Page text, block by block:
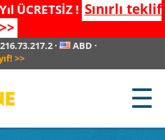
ÜCRETSİZ ! Sınırlı teklif
>>
216.73.217.2 · ABD ·
>>
☰